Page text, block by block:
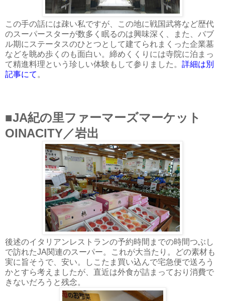
この手の話には疎い私ですが、この地に戦国武将など歴代
のスーパースターが数多く眠るのは興味深く、また、バブ
ル期にステータスのひとつとして建てられまくった企業墓
などを眺め歩くのも面白い。締めくくりには寺院に泊まっ
て精進料理という珍しい体験もして参りました。 詳細は別
記事にて 。
■JA紀の里ファーマーズマーケット
OINACITY／岩出
後述のイタリアンレストランの予約時間までの時間つぶし
で訪れたJA関連のスーパー。これが大当たり。どの素材も
実に旨そうで、安い。しこたま買い込んで宅急便で送ろう
かとすら考えましたが、直近は外食が詰まっており消費で
きないだろうと残念。